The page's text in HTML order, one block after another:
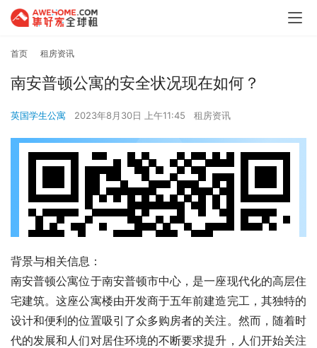
首页 租房资讯
南安普顿公寓的安全状况现在如何？
英国学生公寓 2023年8月30日 上午11:45 租房资讯
背景与相关信息：
南安普顿公寓位于南安普顿市中心，是一座现代化的高层住
宅建筑。这座公寓楼由开发商于五年前建造完工，其独特的
设计和便利的位置吸引了众多购房者的关注。然而，随着时
代的发展和人们对居住环境的不断要求提升，人们开始关注